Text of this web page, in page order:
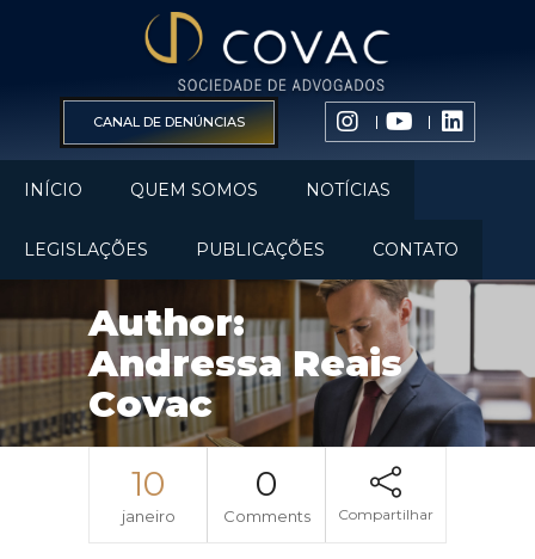
CANAL DE DENÚNCIAS
INÍCIO QUEM SOMOS NOTÍCIAS
LEGISLAÇÕES PUBLICAÇÕES CONTATO
Author:
Andressa Reais
Covac
10
janeiro
0
Comments Compartilhar